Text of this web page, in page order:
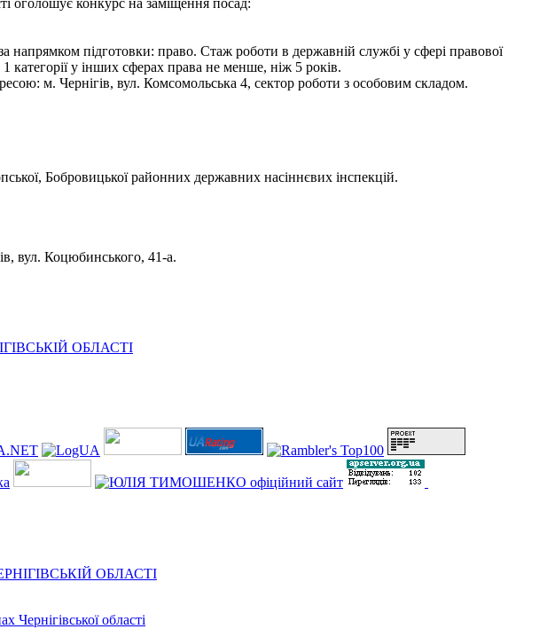
напрямком підготовки: право. Стаж роботи в державній службі у сфері правової
1 категорії у інших сферах права не менше, ніж 5 років.
м. Чернігів, вул. Комсомольська 4, сектор роботи з особовим складом.
Бобровицької районних державних насіннєвих інспекцій.
вул. Коцюбинського, 41-а.
ОБЛАСТІ
ОБЛАСТІ
Чернігівської області